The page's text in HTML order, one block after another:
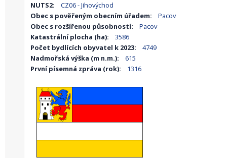
NUTS2:
CZ06 - Jihovýchod
Obec s pověřeným obecním úřadem:
Pacov
Obec s rozšířenou působností:
Pacov
Katastrální plocha (ha):
3586
Počet bydlících obyvatel k 2023:
4749
Nadmořská výška (m n.m.):
615
První písemná zpráva (rok):
1316